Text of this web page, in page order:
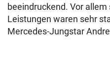
beeindruckend. Vor allem
Leistungen waren sehr
Mercedes-Jungstar